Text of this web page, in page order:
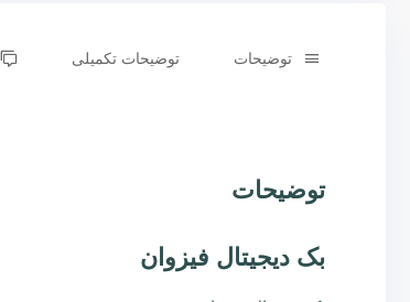
توضیحات توضیحات تکمیلی
توضیحات
بک دیجیتال فیزوان